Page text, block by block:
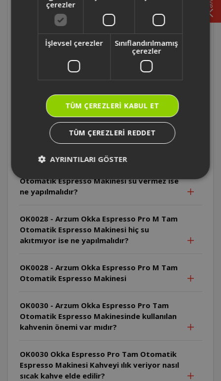
OK0028 - Arzum Okka Espresso Pro M Tam
Otomatik Espresso Makinesi'nde kırmızı
ışık neden sürekli yanmaktadır?
OK0028 - Arzum Okka Espresso Pro M Tam
Otomatik Espresso Makinesi yeterince
köpük yapmıyor ise sebebi nedir?
OK0028 - Arzum Okka Espresso Pro M Tam
Otomatik Espresso Makinesi süt vermez
ise ne yapılmalıdır?
Otomatik Espresso Makinesi su vermez ise
ne yapılmalıdır?
OK0028 - Arzum Okka Espresso Pro M Tam
Otomatik Espresso Makinesi hiç su
akıtmıyor ise ne yapılmalıdır?
OK0028 - Arzum Okka Espresso Pro M Tam
Otomatik Espresso Makinesi
OK0030 - Arzum Okka Espresso Pro Tam
Otomatik Espresso Makinesinde kullanılan
kahvenin önemi var mıdır?
OK0030 Okka Espresso Pro Tam Otomatik
Espresso Makinesi Kahveyi ılık veriyor nasıl
sıcak kahve elde edilir?
çerezler
İşlevsel çerezler
Sınıflandırılmamış
çerezler
TÜM ÇEREZLERI KABUL ET
TÜM ÇEREZLERI REDDET
AYRINTILARI GÖSTER